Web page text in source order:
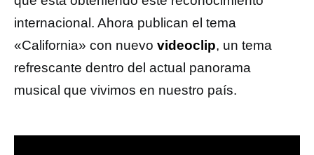
internacional. Ahora publican el tema
«California» con nuevo videoclip, un tema
refrescante dentro del actual panorama
musical que vivimos en nuestro país.